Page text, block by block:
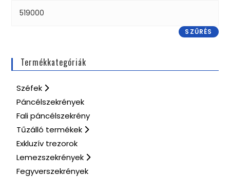
SZŰRÉS
Termékkategóriák
Széfek
Páncélszekrények
Fali páncélszekrény
Tűzálló termékek
Exkluzív trezorok
Lemezszekrények
Fegyverszekrények